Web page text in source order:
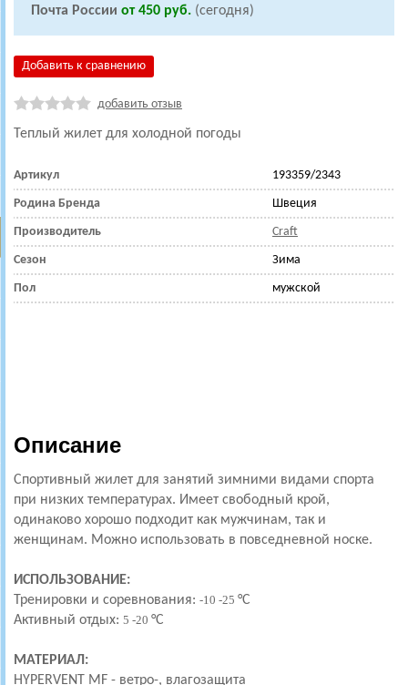
Почта России от 450 руб. (сегодня)
Добавить к сравнению
добавить отзыв
Теплый жилет для холодной погоды
Артикул 193359/2343
Родина Бренда Швеция
Производитель Craft
Сезон Зима
Пол мужской
Описание
Спортивный жилет для занятий зимними видами спорта
при низких температурах. Имеет свободный крой,
одинаково хорошо подходит как мужчинам, так и
женщинам. Можно использовать в повседневной носке.
ИСПОЛЬЗОВАНИЕ:
Тренировки и соревнования: -10 -25 °С
Активный отдых: 5 -20 °С
МАТЕРИАЛ:
HYPERVENT MF - ветро-, влагозащита